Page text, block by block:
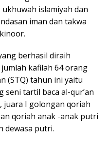
islamiyah dan
iman dan takwa
berhasil diraih
kafilah 64 orang
(STQ) tahun ini yaitu
seni tartil baca al-qur’an
I golongan qoriah
qoriah anak -anak putri
dewasa putri.